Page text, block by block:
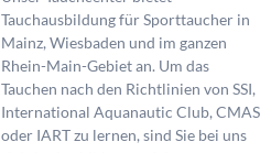
Tauchausbildung für Sporttaucher in
Mainz, Wiesbaden und im ganzen
Rhein-Main-Gebiet an. Um das
Tauchen nach den Richtlinien von SSI,
International Aquanautic Club, CMAS
oder IART zu lernen, sind Sie bei uns